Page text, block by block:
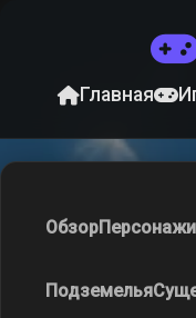
Главная
ОбзорПерсонажи
Подземелья